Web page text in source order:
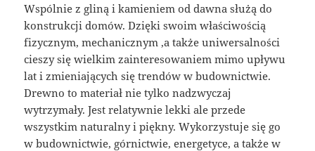
Wspólnie z gliną i kamieniem od dawna służą do
konstrukcji domów. Dzięki swoim właściwością
fizycznym, mechanicznym ,a także uniwersalności
cieszy się wielkim zainteresowaniem mimo upływu
lat i zmieniających się trendów w budownictwie.
Drewno to materiał nie tylko nadzwyczaj
wytrzymały. Jest relatywnie lekki ale przede
wszystkim naturalny i piękny. Wykorzystuje się go
w budownictwie, górnictwie, energetyce, a także w